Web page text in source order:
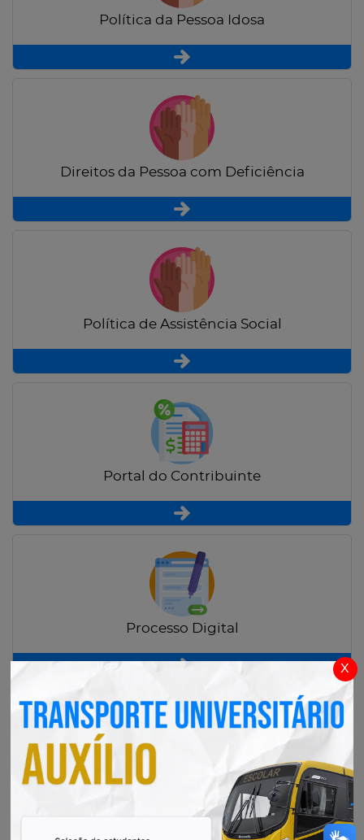
x
Política da Pessoa Idosa
Direitos da Pessoa com Deficiência
Política de Assistência Social
Portal do Contribuinte
Processo Digital
Radar Transparência Pública